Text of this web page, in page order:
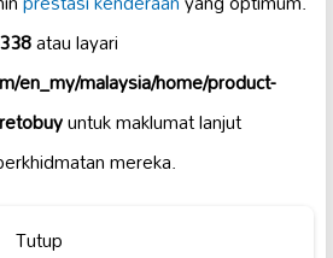
atau layari
en_my/malaysia/home/product-
untuk maklumat lanjut
mereka.
Tutup